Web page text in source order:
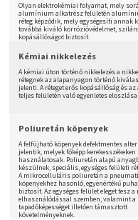
Olyan elektrokémiai folyamat, mely
alumínium alkatrész felületén
réteg képződik, mely egységesíti annak
továbbá kiváló korrózióvédelmet,
kopásállóságot biztosít.
Kémiai nikkelezés
A kémiai úton történő nikkelezés a
rétegnek az alapanyagon történő
jelenti. A réteget erős kopásállóság és
teljes felületén való egyenletes
Poliuretán köpenyek
A felfújható köpenyek defektmentes
jelentik, melyek főképp kerekesszékeken
használatosak. Poliuretán alapú
készülnek, speciális, egységes felületi
A mikrocelluláris poliuretán a
köpenyekhez hasonló, egyenértékű
biztosít. Az egységes felület eleget tesz
elhasználódással szemben, valamint a
tapadóképességet illetően támasztott
követelményeknek.